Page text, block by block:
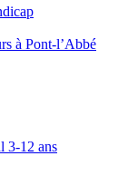
à Pont-l’Abbé
3-12 ans